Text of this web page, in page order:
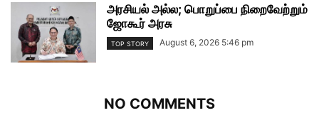
அரசியல் அல்ல; பொறுப்பை நிறைவேற்றும்
ஜோகூர் அரசு
TOP STORY August 6, 2026 5:46 pm
NO COMMENTS